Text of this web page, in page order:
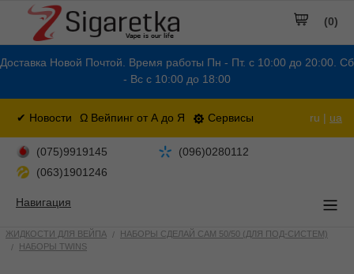
Доставка Новой Почтой. Время работы Пн - Пт. с 10:00 до 20:00. Сб
- Вс с 10:00 до 18:00
✔ Новости Ω Вейпинг от А до Я Сервисы ru | ua
(0)
(075)9919145
(096)0280112
(063)1901246
Навигация
ЖИДКОСТИ ДЛЯ ВЕЙПА
НАБОРЫ СДЕЛАЙ САМ 50/50 (ДЛЯ ПОД-СИСТЕМ)
НАБОРЫ TWINS